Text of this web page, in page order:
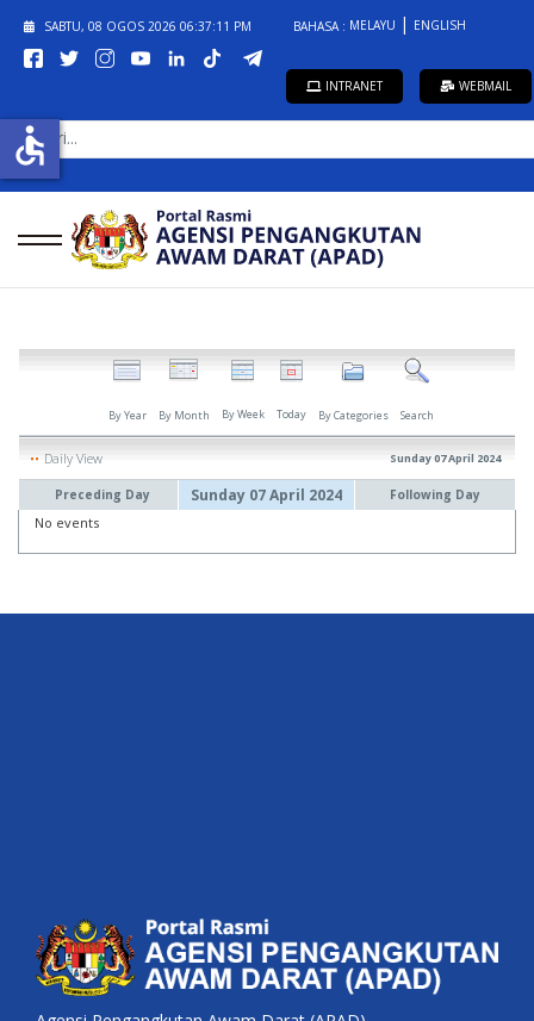
SABTU, 08 OGOS 2026 06:37:11 PM BAHASA : MELAYU ENGLISH
INTRANET WEBMAIL
CARI...
By Year By Month By Week Today By Categories Search
Daily View Sunday 07 April 2024
Preceding Day Sunday 07 April 2024 Following Day
No events
accessible